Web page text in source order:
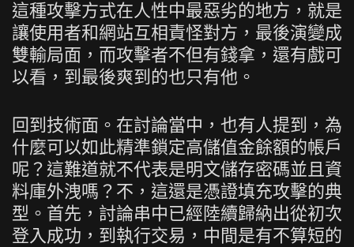
這種攻擊方式在人性中最惡劣的地方，就是
讓使用者和網站互相責怪對方，最後演變成
雙輸局面，而攻擊者不但有錢拿，還有戲可
以看，到最後爽到的也只有他。
回到技術面。在討論當中，也有人提到，為
什麼可以如此精準鎖定高儲值金餘額的帳戶
呢？這難道就不代表是明文儲存密碼並且資
料庫外洩嗎？不，這還是憑證填充攻擊的典
型。首先，討論串中已經陸續歸納出從初次
登入成功，到執行交易，中間是有不算短的